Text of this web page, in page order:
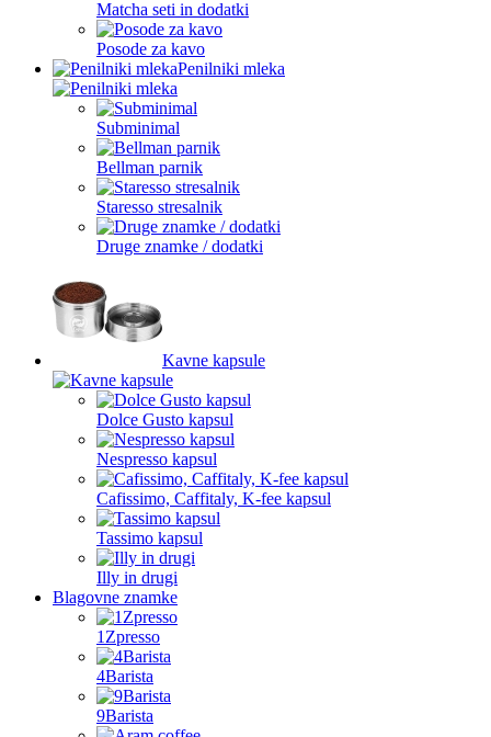
Matcha seti in dodatki
Posode za kavo
Penilniki mleka
Subminimal
Bellman parnik
Staresso stresalnik
Druge znamke / dodatki
Kavne kapsule
Dolce Gusto kapsul
Nespresso kapsul
Cafissimo, Caffitaly, K-fee kapsul
Tassimo kapsul
Illy in drugi
Blagovne znamke
1Zpresso
4Barista
9Barista